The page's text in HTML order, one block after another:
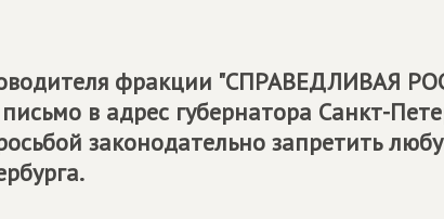
фракции "СПРАВЕДЛИВАЯ
в адрес губернатора Санкт-
законодательно запретить